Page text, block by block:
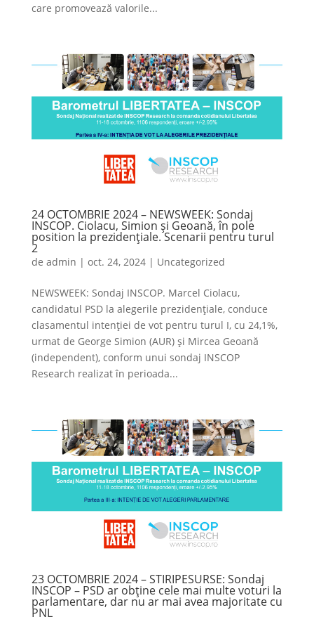
care promovează valorile...
24 OCTOMBRIE 2024 – NEWSWEEK: Sondaj
INSCOP. Ciolacu, Simion și Geoană, în pole
position la prezidențiale. Scenarii pentru turul
2
de admin | oct. 24, 2024| Uncategorized
NEWSWEEK: Sondaj INSCOP. Marcel Ciolacu,
candidatul PSD la alegerile prezidențiale, conduce
clasamentul intenției de vot pentru turul I, cu 24,1%,
urmat de George Simion (AUR) și Mircea Geoană
(independent), conform unui sondaj INSCOP
Research realizat în perioada...
23 OCTOMBRIE 2024 – STIRIPESURSE: Sondaj
INSCOP – PSD ar obține cele mai multe voturi la
parlamentare, dar nu ar mai avea majoritate cu
PNL